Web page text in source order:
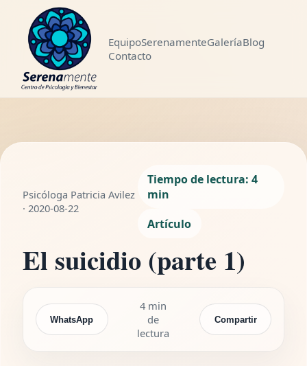
EquipoSerenamenteGaleríaBlog
Contacto
Psicóloga Patricia Avilez
· 2020-08-22
Tiempo de lectura: 4
min
Artículo
El suicidio (parte 1)
WhatsApp
4 min
de
lectura
Compartir